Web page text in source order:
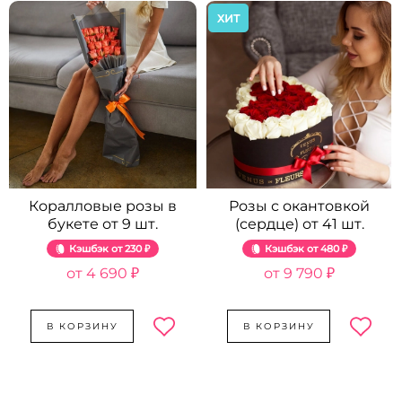
Коралловые розы в
букете от 9 шт.
Кэшбэк 230 ₽
4 690 ₽
В КОРЗИНУ
ХИТ
Розы с окантовкой
(сердце) от 41 шт.
Кэшбэк 480 ₽
9 790 ₽
В КОРЗИНУ